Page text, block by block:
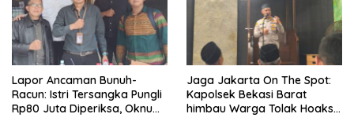
Lapor Ancaman Bunuh-
Racun: Istri Tersangka Pungli
Rp80 Juta Diperiksa, Oknum
Jaga Jakarta On The Spot:
Kapolsek Bekasi Barat
himbau Warga Tolak Hoaks